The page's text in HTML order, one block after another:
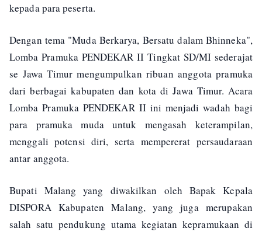
kepada para peserta.
Dengan tema "Muda Berkarya, Bersatu dalam Bhinneka",
Lomba Pramuka PENDEKAR II Tingkat SD/MI sederajat
se Jawa Timur mengumpulkan ribuan anggota pramuka
dari berbagai kabupaten dan kota di Jawa Timur. Acara
Lomba Pramuka PENDEKAR II ini menjadi wadah bagi
para pramuka muda untuk mengasah keterampilan,
menggali potensi diri, serta mempererat persaudaraan
antar anggota.
Bupati Malang yang diwakilkan oleh Bapak Kepala
DISPORA Kabupaten Malang, yang juga merupakan
salah satu pendukung utama kegiatan kepramukaan di